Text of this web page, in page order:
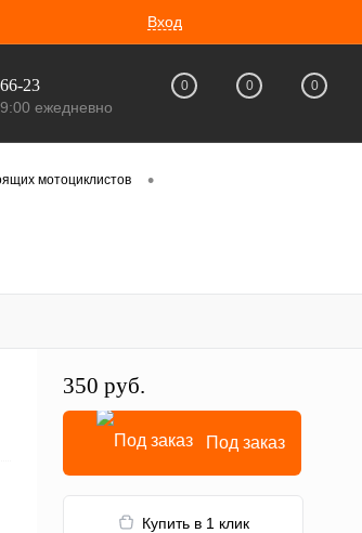
Вход
23
ежедневно
0 0 0
мотоциклистов •
350 руб.
Под заказ
Купить в 1 клик